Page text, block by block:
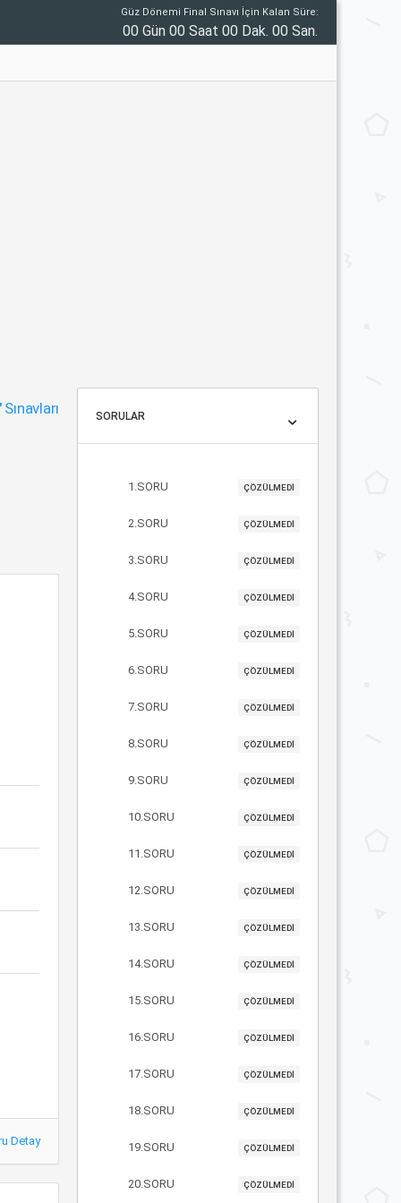
Güz Dönemi Final Sınavı İçin Kalan Süre:
00 Gün 00 Saat 00 Dak. 00 San.
Sınavları
Detay
SORULAR
1.SORU ÇÖZÜLMEDİ
2.SORU ÇÖZÜLMEDİ
3.SORU ÇÖZÜLMEDİ
4.SORU ÇÖZÜLMEDİ
5.SORU ÇÖZÜLMEDİ
6.SORU ÇÖZÜLMEDİ
7.SORU ÇÖZÜLMEDİ
8.SORU ÇÖZÜLMEDİ
9.SORU ÇÖZÜLMEDİ
10.SORU ÇÖZÜLMEDİ
11.SORU ÇÖZÜLMEDİ
12.SORU ÇÖZÜLMEDİ
13.SORU ÇÖZÜLMEDİ
14.SORU ÇÖZÜLMEDİ
15.SORU ÇÖZÜLMEDİ
16.SORU ÇÖZÜLMEDİ
17.SORU ÇÖZÜLMEDİ
18.SORU ÇÖZÜLMEDİ
19.SORU ÇÖZÜLMEDİ
20.SORU ÇÖZÜLMEDİ